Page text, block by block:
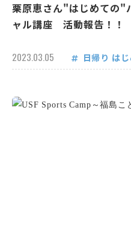
栗原恵さん"はじめての"
ャル講座 活動報告！！
2023.03.05 日帰り は